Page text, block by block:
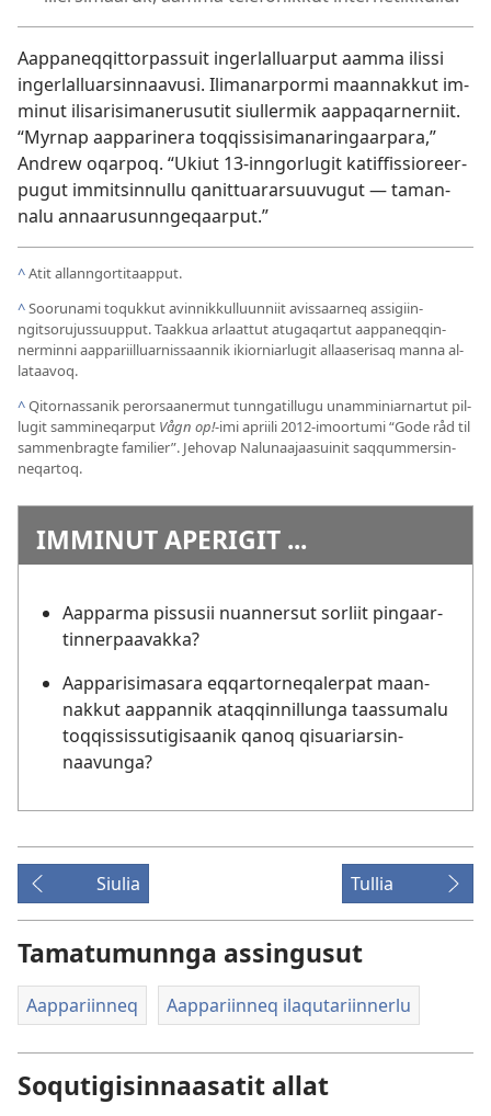
Aap­paneq­qit­tor­pas­suit ingerlal­luar­put aam­ma ilis­si
ingerlal­luarsin­naavusi. Ilimanar­pormi maan­nak­kut im­
minut ilisarisimanerusutit siul­lermik aap­paqar­ner­niit.
“Myrnap aap­parinera toq­qis­sisimanaringaar­para,”
Andrew oqar­poq. “Ukiut 13-in­ngorlugit katif­fis­sioreer­
pugut im­mitsin­nul­lu qanit­tuararsuuvugut — taman­
nalu an­naarusun­ngeqaar­put.”
^Atit al­lan­ngor­titaap­put.
^Soorunami toquk­kut avin­nik­kul­luun­niit avis­saar­neq as­sigiin­
ngitsorujus­suup­put. Taak­kua arlaat­tut atugaqar­tut aap­paneq­qin­
nermin­ni aap­pariil­luar­nis­saan­nik ikior­niarlugit al­laaserisaq man­na al­
lataavoq.
^Qitor­nas­sanik perorsaanermut tun­ngatil­lugu unam­miniar­nar­tut pil­
lugit sam­mineqar­put Vågn op!-imi apriili 2012-imoor­tumi “Gode råd til
sam­menbragte familier”. Jehovap Nalunaajaasuinit saq­qum­mersin­
neqar­toq.
IM­MINUT APERIGIT ...
Aap­parma pis­susii nuan­nersut sorliit pingaar­
tin­ner­paavak­ka?
Aap­parisimasara eq­qar­tor­neqaler­pat maan­
nak­kut aap­pan­nik ataq­qin­nil­lunga taas­sumalu
toq­qis­sis­sutigisaanik qanoq qisuariarsin­
naavunga?
Siulia Tullia
Tamatumunnga assingusut
Aappariinneq Aappariinneq ilaqutariinnerlu
Soqutigisinnaasatit allat